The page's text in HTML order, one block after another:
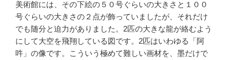
美術館には、その下絵の５０号ぐらいの大きさと１００
号ぐらいの大きさの２点が飾っていましたが、それだけ
でも随分と迫力がありました。2匹の大きな龍が絡むよう
にして大空を飛翔している図です。2匹はいわゆる「阿
吽」の像です。こういう極めて難しい画材を、墨だけで